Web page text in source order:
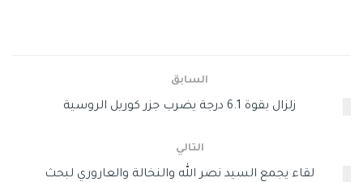
المستخدمين في عمليات التدريب، كما أكد إيلون ماسك مالك
البيانات من مصادر متنوعة، من أجل تحسين قدراتها على فهم
ومعالجة اللغة الطبيعية والتفاعل مع المستخدمين على نحو
السابق
زلزال بقوة 6.1 درجة يضرب جزر كوريل الروسية
التالي
لقاء يجمع السيد نصر الله والنخالة والعاروري لبحث